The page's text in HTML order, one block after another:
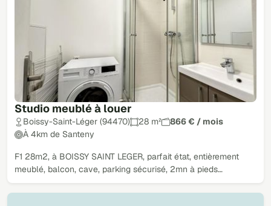
Studio meublé à louer
Boissy-Saint-Léger (94470) 28 m²
866 € / mois
À 4km de Santeny
F1 28m2, à BOISSY SAINT LEGER, parfait état, entièrement
meublé, balcon, cave, parking sécurisé, 2mn à pieds…